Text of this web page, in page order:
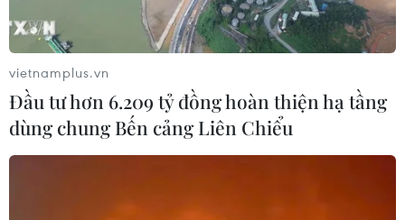
Xem thêm
Tổng Biên tập: TRẦN TIẾN DUẨN
vietnamplus.vn
Đầu tư hơn 6.209 tỷ đồng hoàn thiện hạ tầng
dùng chung Bến cảng Liên Chiểu